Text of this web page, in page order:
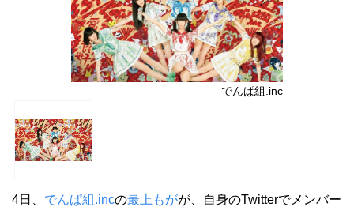
でんぱ組.inc
4日、 でんぱ組.incの最上もがが、自身のTwitterでメンバー